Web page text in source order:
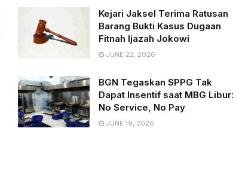
Kejari Jaksel Terima Ratusan
Barang Bukti Kasus Dugaan
Fitnah Ijazah Jokowi
JUNE 22, 2026
BGN Tegaskan SPPG Tak
Dapat Insentif saat MBG Libur:
No Service, No Pay
JUNE 19, 2026